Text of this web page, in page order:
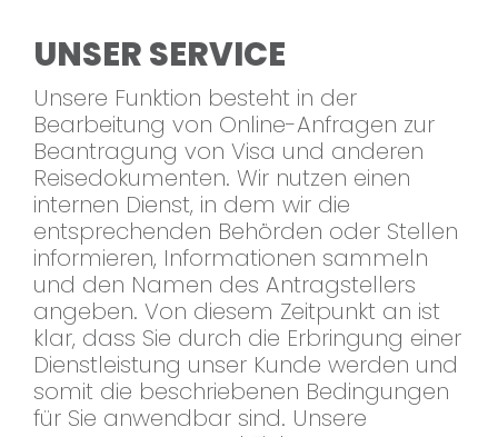
UNSER SERVICE
Unsere Funktion besteht in der
Bearbeitung von Online-Anfragen zur
Beantragung von Visa und anderen
Reisedokumenten. Wir nutzen einen
internen Dienst, in dem wir die
entsprechenden Behörden oder Stellen
informieren, Informationen sammeln
und den Namen des Antragstellers
angeben. Von diesem Zeitpunkt an ist
klar, dass Sie durch die Erbringung einer
Dienstleistung unser Kunde werden und
somit die beschriebenen Bedingungen
für Sie anwendbar sind. Unsere